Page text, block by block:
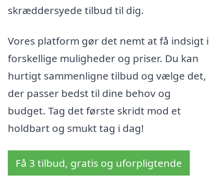
skræddersyede tilbud til dig.
Vores platform gør det nemt at få indsigt i
forskellige muligheder og priser. Du kan
hurtigt sammenligne tilbud og vælge det,
der passer bedst til dine behov og
budget. Tag det første skridt mod et
holdbart og smukt tag i dag!
Få 3 tilbud, gratis og uforpligtende